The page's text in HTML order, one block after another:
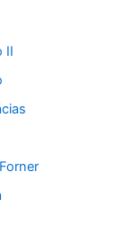
II